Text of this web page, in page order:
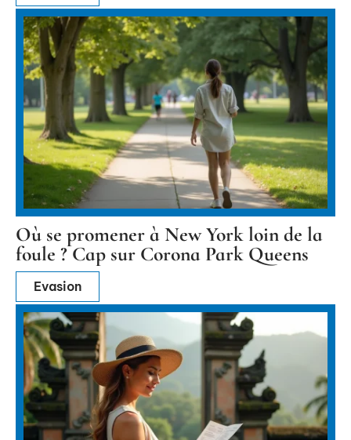
Où se promener à New York loin de la
foule ? Cap sur Corona Park Queens
Evasion